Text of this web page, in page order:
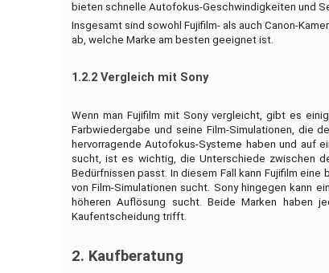
bieten schnelle Autofokus-Geschwindigkeiten und
Insgesamt sind sowohl Fujifilm- als auch Canon-
ab, welche Marke am besten geeignet ist.
1.2.2 Vergleich mit Sony
Wenn man Fujifilm mit Sony vergleicht, gibt es
Farbwiedergabe und seine Film-Simulationen, die
hervorragende Autofokus-Systeme haben und auf
sucht, ist es wichtig, die Unterschiede zwischen
Bedürfnissen passt. In diesem Fall kann Fujifilm eine
von Film-Simulationen sucht. Sony hingegen kann
höheren Auflösung sucht. Beide Marken haben
Kaufentscheidung trifft.
2. Kaufberatung